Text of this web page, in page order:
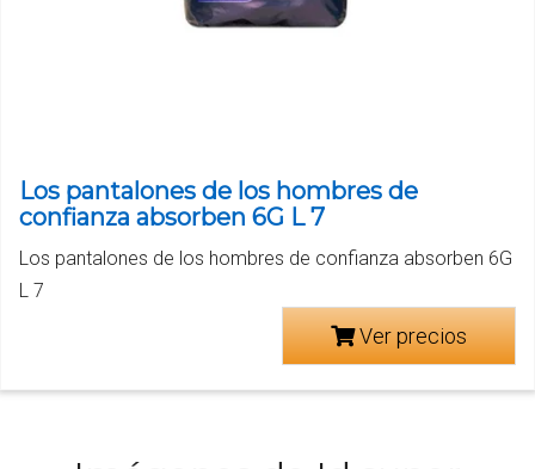
Los pantalones de los hombres de
confianza absorben 6G L 7
Los pantalones de los hombres de confianza absorben 6G
L 7
Ver precios